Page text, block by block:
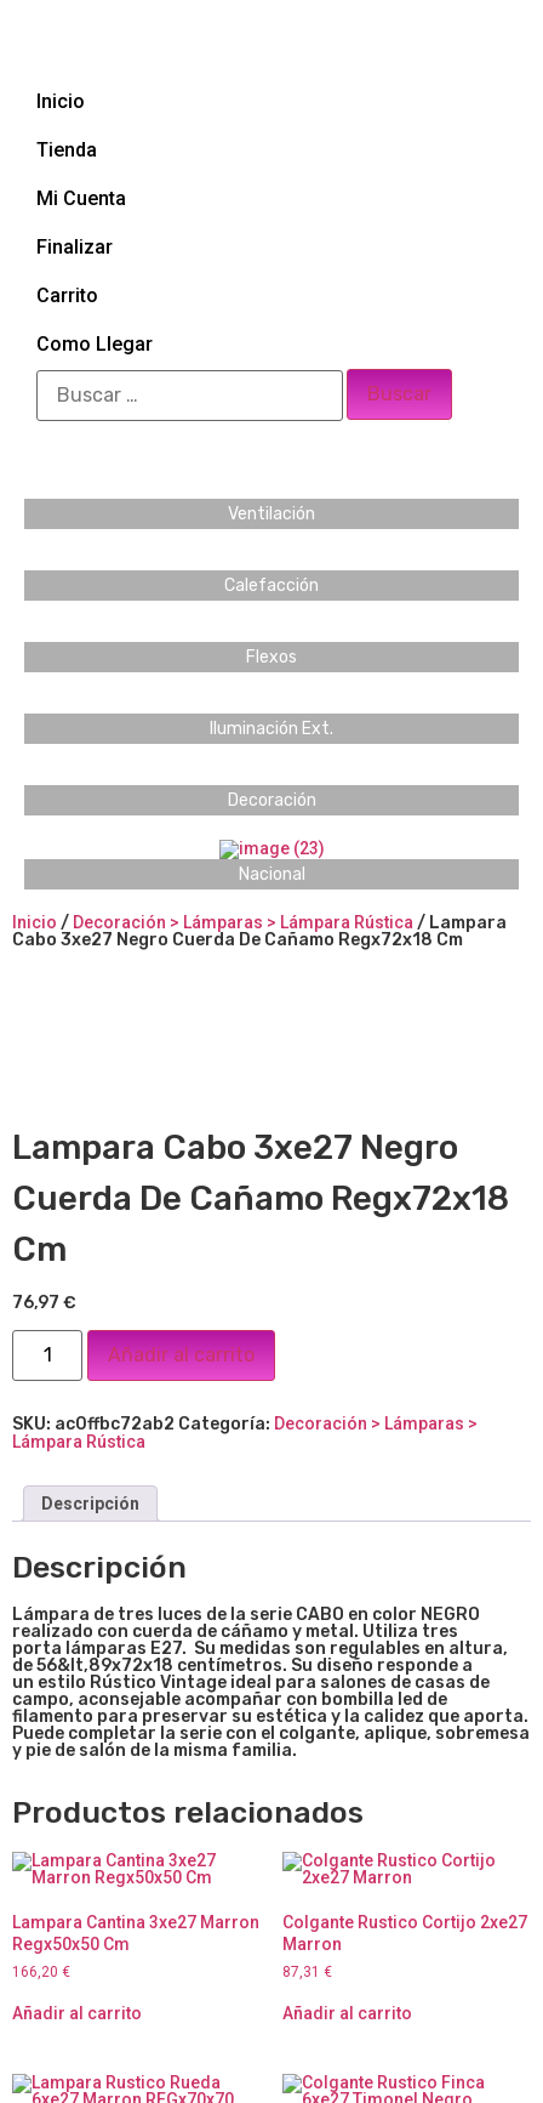
Inicio
Tienda
Mi Cuenta
Finalizar
Carrito
Como Llegar
Ventilación
Calefacción
Flexos
Iluminación Ext.
Decoración
Nacional
Inicio / Decoración > Lámparas > Lámpara Rústica/ Lampara
Cabo 3xe27 Negro Cuerda De Cañamo Regx72x18 Cm
Lampara Cabo 3xe27 Negro
Cuerda De Cañamo Regx72x18
Cm
76,97 €
Añadir al carrito
SKU: ac0ffbc72ab2 Categoría: Decoración > Lámparas >
Lámpara Rústica
Descripción
Descripción
Lámpara de tres luces de la serie CABO en color NEGRO
realizado con cuerda de cáñamo y metal. Utiliza tres
porta lámparas E27. Su medidas son regulables en altura,
de56&lt,89x72x18 centímetros. Su diseño responde a
un estilo Rústico Vintage ideal para salones de casas de
campo, aconsejable acompañar con bombilla led de
filamento para preservar su estética y la calidez que aporta.
Puede completar la serie con el colgante, aplique, sobremesa
y pie de salón de la misma familia.
Productos relacionados
Lampara Cantina 3xe27 Marron
Regx50x50 Cm
166,20 €
Añadir al carrito
Colgante Rustico Cortijo 2xe27
Marron
87,31 €
Añadir al carrito